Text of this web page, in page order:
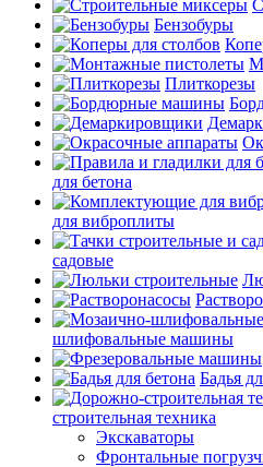
Бензобуры
Плиткорезы
для бетона
для виброплиты
садовые
шлифовальные машины
Бадья
строительная техника
Экскаваторы
Фронтальные